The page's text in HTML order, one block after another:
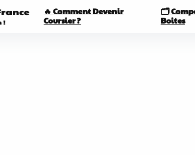
🔥 Comment Devenir
Coursier ?
🗂️
Boites